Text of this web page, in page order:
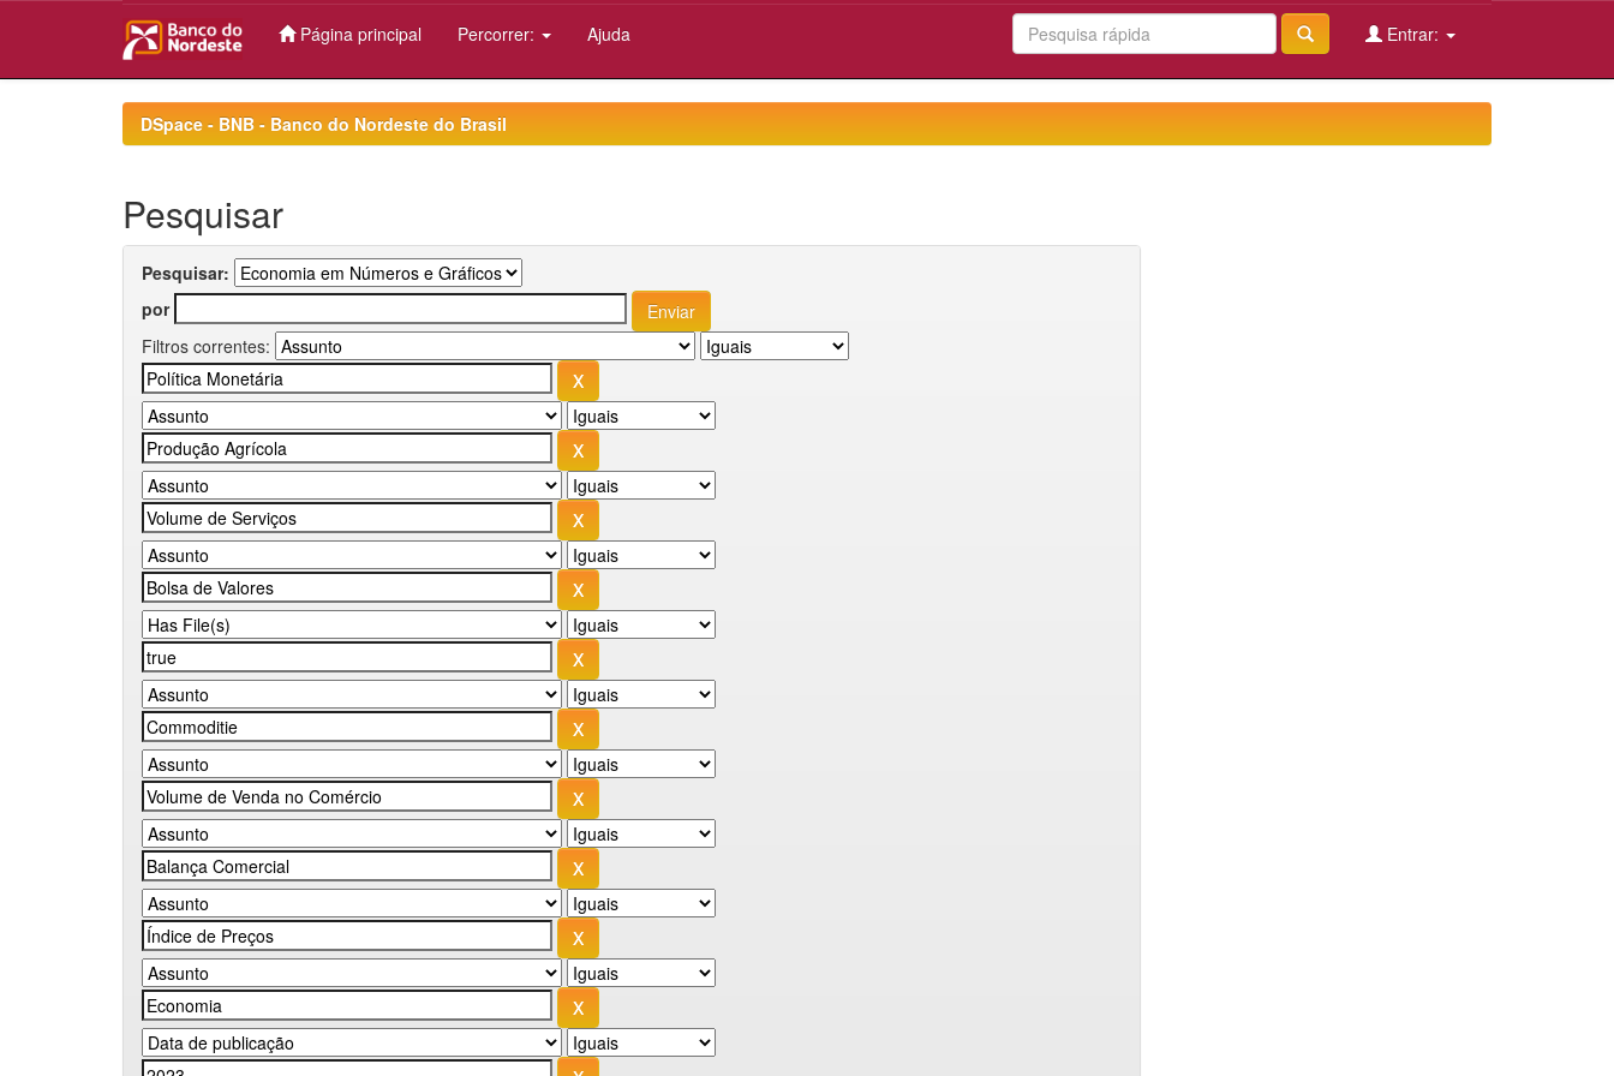
Página principal Percorrer: Ajuda Entrar:
DSpace - BNB - Banco do Nordeste do Brasil
Pesquisar
Pesquisar:
por
Filtros correntes: